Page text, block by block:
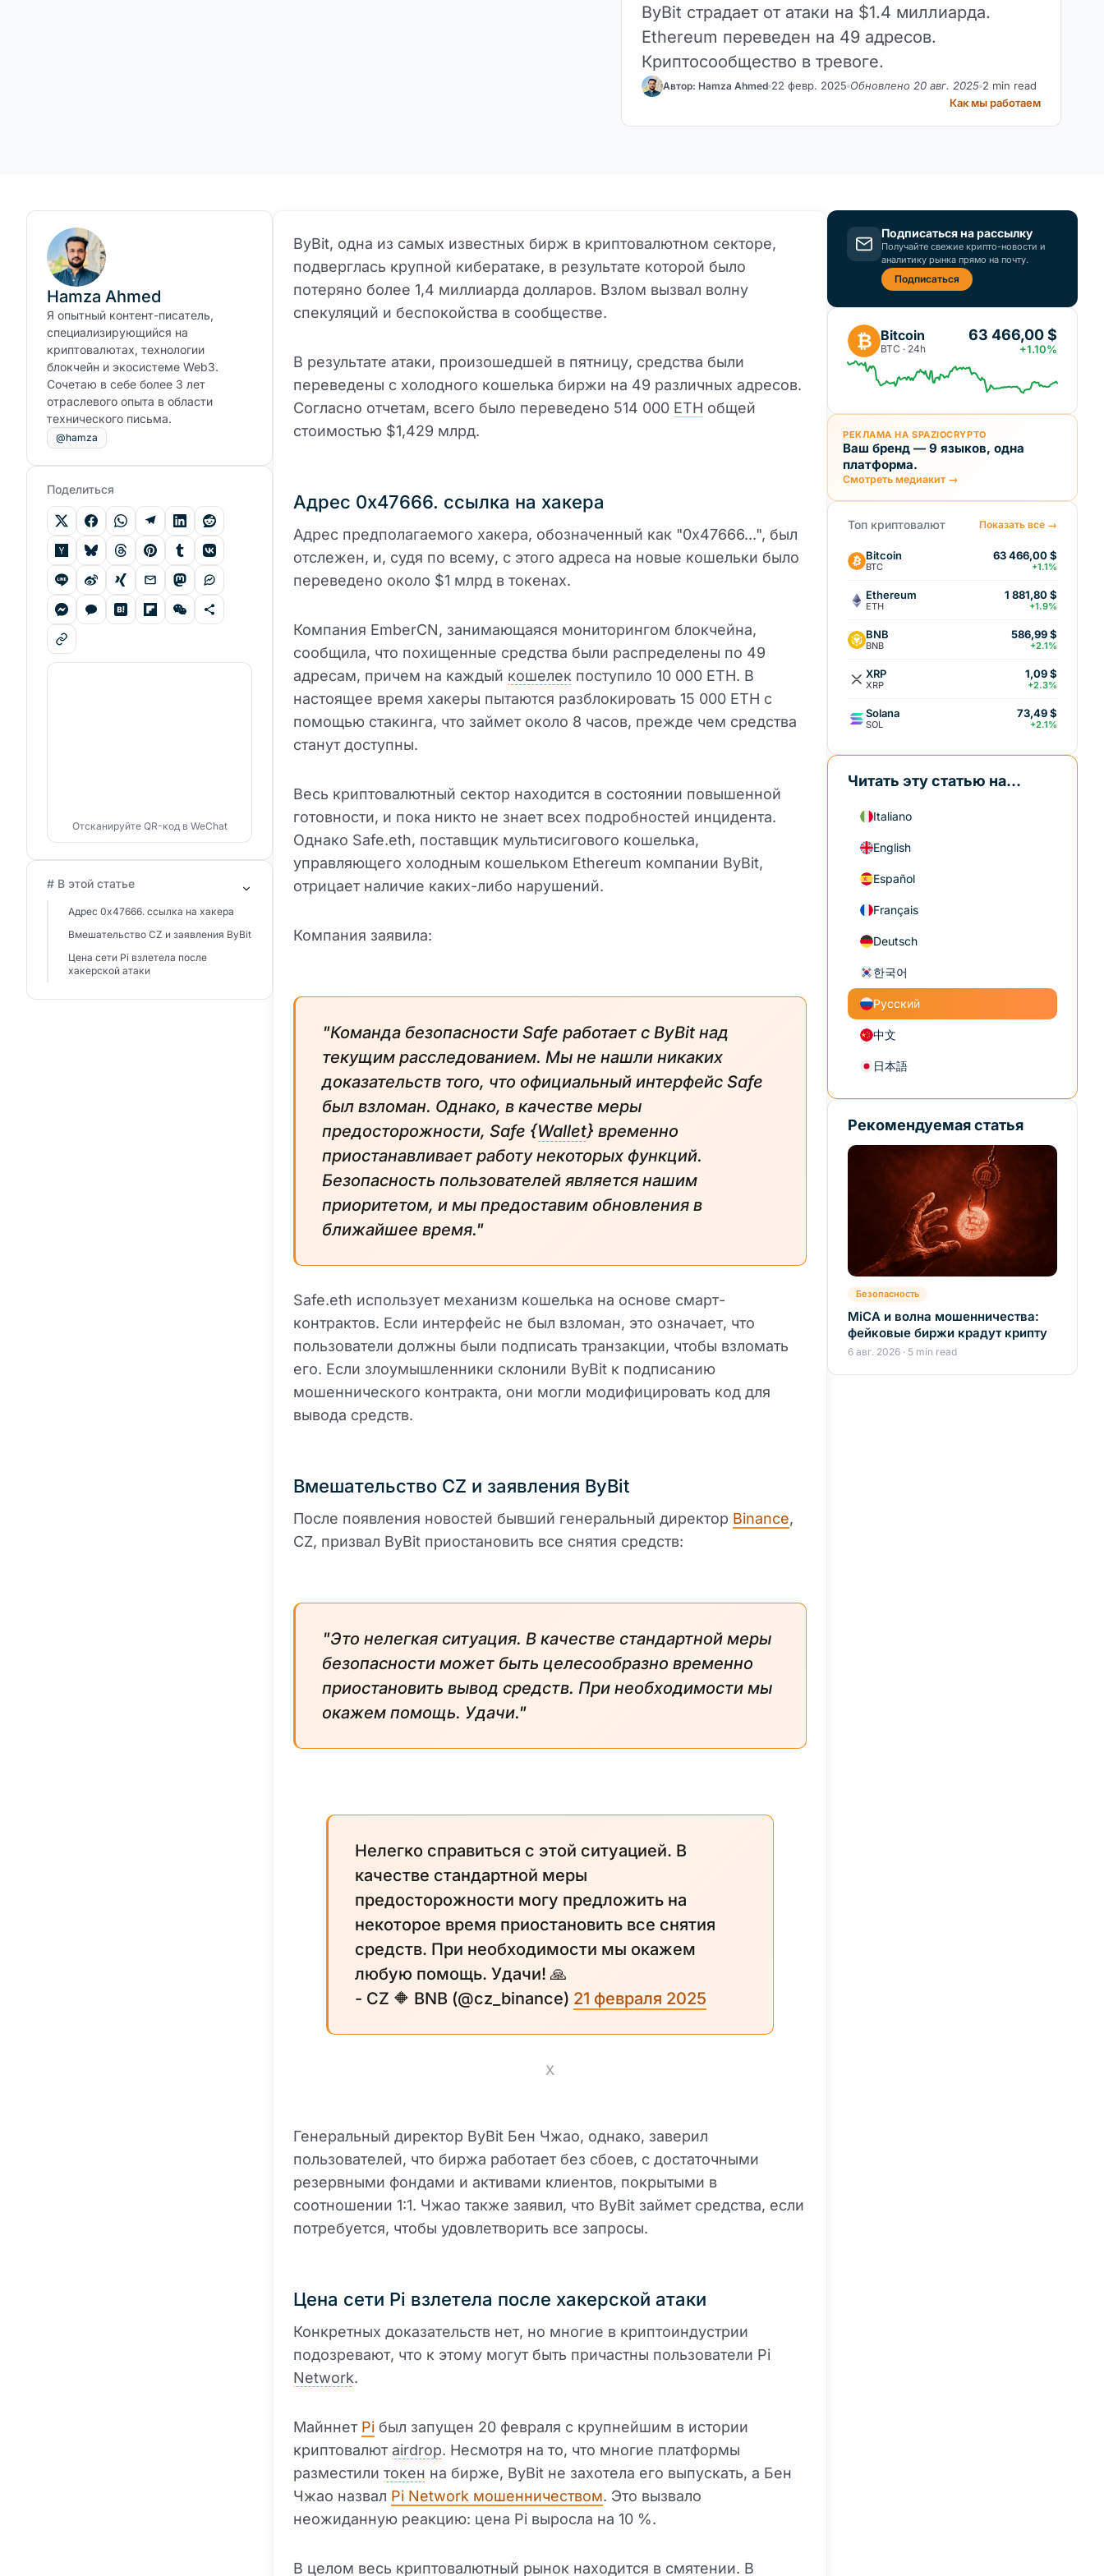
ByBit страдает от атаки на $1.4 миллиарда.
Ethereum переведен на 49 адресов.
Криптосообщество в тревоге.
Автор: Hamza Ahmed 22 февр. 2025 Обновлено 20 авг. 2025 2 min read
Как мы работаем
ByBit, одна из самых известных бирж в криптовалютном секторе,
подверглась крупной кибератаке, в результате которой было
потеряно более 1,4 миллиарда долларов. Взлом вызвал волну
спекуляций и беспокойства в сообществе.
В результате атаки, произошедшей в пятницу, средства были
переведены с холодного кошелька биржи на 49 различных адресов.
Согласно отчетам, всего было переведено 514 000 ETH общей
стоимостью $1,429 млрд.
Адрес 0x47666. ссылка на хакера
Адрес предполагаемого хакера, обозначенный как "0x47666...", был
отслежен, и, судя по всему, с этого адреса на новые кошельки было
переведено около $1 млрд в токенах.
Компания EmberCN, занимающаяся мониторингом блокчейна,
сообщила, что похищенные средства были распределены по 49
адресам, причем на каждый кошелек поступило 10 000 ETH. В
настоящее время хакеры пытаются разблокировать 15 000 ETH с
помощью стакинга, что займет около 8 часов, прежде чем средства
станут доступны.
Весь криптовалютный сектор находится в состоянии повышенной
готовности, и пока никто не знает всех подробностей инцидента.
Однако Safe.eth, поставщик мультисигового кошелька,
управляющего холодным кошельком Ethereum компании ByBit,
отрицает наличие каких-либо нарушений.
Компания заявила:
"Команда безопасности Safe работает с ByBit над
текущим расследованием. Мы не нашли никаких
доказательств того, что официальный интерфейс Safe
был взломан. Однако, в качестве меры
предосторожности, Safe {Wallet} временно
приостанавливает работу некоторых функций.
Безопасность пользователей является нашим
приоритетом, и мы предоставим обновления в
ближайшее время."
Safe.eth использует механизм кошелька на основе смарт-
контрактов. Если интерфейс не был взломан, это означает, что
пользователи должны были подписать транзакции, чтобы взломать
его. Если злоумышленники склонили ByBit к подписанию
мошеннического контракта, они могли модифицировать код для
вывода средств.
Вмешательство CZ и заявления ByBit
После появления новостей бывший генеральный директор Binance,
CZ, призвал ByBit приостановить все снятия средств:
"Это нелегкая ситуация. В качестве стандартной меры
безопасности может быть целесообразно временно
приостановить вывод средств. При необходимости мы
окажем помощь. Удачи."
Нелегко справиться с этой ситуацией. В
качестве стандартной меры
предосторожности могу предложить на
некоторое время приостановить все снятия
средств. При необходимости мы окажем
любую помощь. Удачи! 🙏
- CZ 🔶 BNB (@cz_binance) 21 февраля 2025
X
Генеральный директор ByBit Бен Чжао, однако, заверил
пользователей, что биржа работает без сбоев, с достаточными
резервными фондами и активами клиентов, покрытыми в
соотношении 1:1. Чжао также заявил, что ByBit займет средства, если
потребуется, чтобы удовлетворить все запросы.
Цена сети Pi взлетела после хакерской атаки
Конкретных доказательств нет, но многие в криптоиндустрии
подозревают, что к этому могут быть причастны пользователи Pi
Network.
Майннет Pi был запущен 20 февраля с крупнейшим в истории
криптовалютairdrop. Несмотря на то, что многие платформы
разместили токен на бирже, ByBit не захотела его выпускать, а Бен
Чжао назвал Pi Network мошенничеством. Это вызвало
неожиданную реакцию: цена Pi выросла на 10 %.
В целом весь криптовалютный рынок находится в смятении. В
Hamza Ahmed
Я опытный контент-писатель,
специализирующийся на
криптовалютах, технологии
блокчейн и экосистеме Web3.
Сочетаю в себе более 3 лет
отраслевого опыта в области
технического письма.
@hamza
Поделиться
Отсканируйте QR-код в WeChat
# В этой статье
Адрес 0x47666. ссылка на хакера
Вмешательство CZ и заявления ByBit
Цена сети Pi взлетела после
хакерской атаки
Подписаться на рассылку
Получайте свежие крипто-новости и
аналитику рынка прямо на почту.
Подписаться
₿ Bitcoin
BTC · 24h
63 466,00 $
+1.10%
РЕКЛАМА НА SPAZIOCRYPTO
Ваш бренд — 9 языков, одна
платформа.
Смотреть медиакит →
Топ криптовалют Показать все →
Bitcoin
BTC
63 466,00 $
+1.1%
Ethereum
ETH
1 881,80 $
+1.9%
BNB
BNB
586,99 $
+2.1%
XRP
XRP
1,09 $
+2.3%
Solana
SOL
73,49 $
+2.1%
Читать эту статью на...
Italiano
English
Español
Français
Deutsch
한국어
Русский
中文
日本語
Рекомендуемая статья
Безопасность
MiCA и волна мошенничества:
фейковые биржи крадут крипту
6 авг. 2026 · 5 min read